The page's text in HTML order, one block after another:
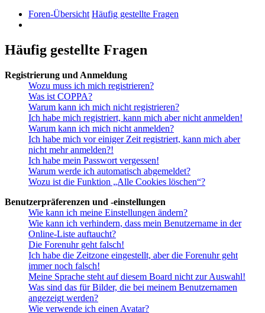
Foren-Übersicht Häufig gestellte Fragen
Häufig gestellte Fragen
Registrierung und Anmeldung
Wozu muss ich mich registrieren?
Was ist COPPA?
Warum kann ich mich nicht registrieren?
Ich habe mich registriert, kann mich aber nicht anmelden!
Warum kann ich mich nicht anmelden?
Ich habe mich vor einiger Zeit registriert, kann mich aber
nicht mehr anmelden?!
Ich habe mein Passwort vergessen!
Warum werde ich automatisch abgemeldet?
Wozu ist die Funktion „Alle Cookies löschen“?
Benutzerpräferenzen und -einstellungen
Wie kann ich meine Einstellungen ändern?
Wie kann ich verhindern, dass mein Benutzername in der
Online-Liste auftaucht?
Die Forenuhr geht falsch!
Ich habe die Zeitzone eingestellt, aber die Forenuhr geht
immer noch falsch!
Meine Sprache steht auf diesem Board nicht zur Auswahl!
Was sind das für Bilder, die bei meinem Benutzernamen
angezeigt werden?
Wie verwende ich einen Avatar?